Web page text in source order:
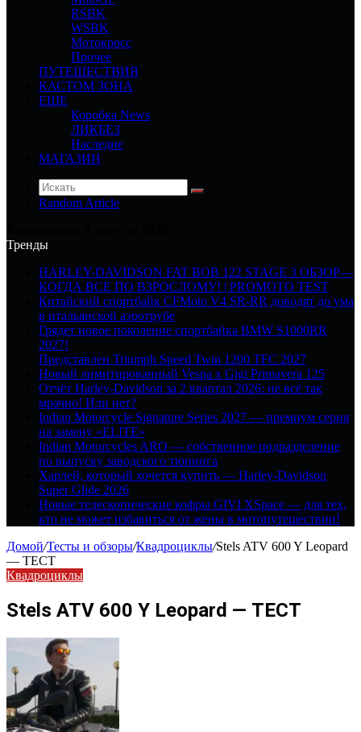
RSBK
WSBK
Мотокросс
Прочее
ПУТЕШЕСТВИЯ
КАСТОМ ЗОНА
ЕЩЕ
Коробка News
ЛИКБЕЗ
Наследие
МАГАЗИН
Random Article
Тренды
HARLEY-DAVIDSON FAT BOB 122 STAGE 3 ОБЗОР—
КОГДА ВСЕ ПО ВЗРОСЛОМУ! | PROMOTO TEST
Китайский спортбайк CFMoto V4 SR-RR доводят до ума
в итальянской аэротрубе
Грядет новое поколение спортбайка BMW S1000RR
2027!
Представлен Triumph Speed Twin 1200 TFC 2027
Новый лимитированный Vespa x Gigi Primavera 125
Отчёт Harley-Davidson за 2 квартал 2026: не всё так
мрачно! Или нет?
Indian Motorcycle Signature Series 2027 — премиум серия
на замену «ELITE»
Indian Motorcycles ARO — собственное подразделение
по выпуску заводского тюнинга
Харлей, который хочется купить — Harley-Davidson
Super Glide 2026
Новые телескопические кофры GIVI XSpace — для тех,
кто не может избавиться от жены в мотопутешествии!
Домой/Тесты и обзоры/Квадроциклы/Stels ATV 600 Y Leopard
— ТЕСТ
Квадроциклы
Stels ATV 600 Y Leopard — ТЕСТ